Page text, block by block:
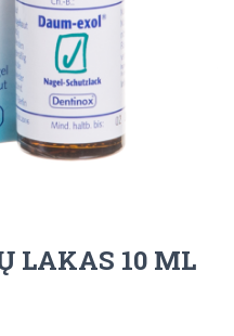
LAKAS 10 ML